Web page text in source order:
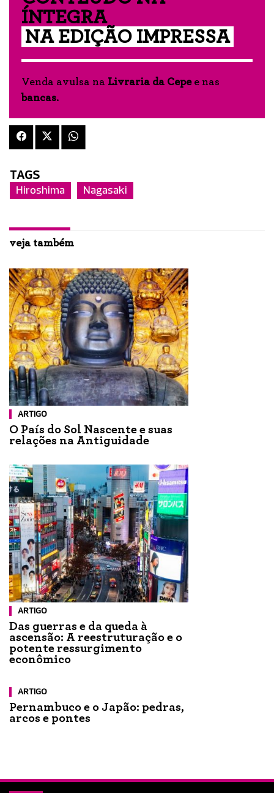
ÍNTEGRA
NA EDIÇÃO IMPRESSA
Venda avulsa na Livraria da Cepee nas
bancas.
TAGS
Hiroshima Nagasaki
veja também
ARTIGO
O País do Sol Nascente e suas
relações na Antiguidade
ARTIGO
Das guerras e da queda à
ascensão: A reestruturação e o
potente ressurgimento
econômico
ARTIGO
Pernambuco e o Japão: pedras,
arcos e pontes